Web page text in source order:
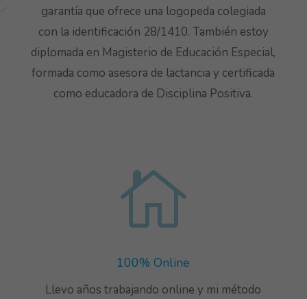
garantía que ofrece una logopeda colegiada
con la identificación 28/1410. También estoy
diplomada en Magisterio de Educación Especial,
formada como asesora de lactancia y certificada
como educadora de Disciplina Positiva.

100% Online
Llevo años trabajando online y mi método